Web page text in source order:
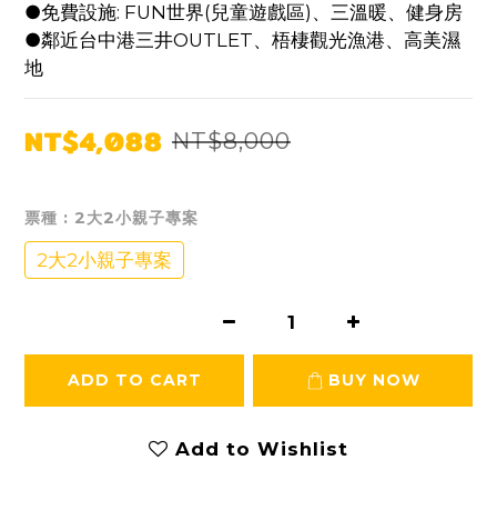
●免費設施: FUN世界(兒童遊戲區)、三溫暖、健身房
●鄰近台中港三井OUTLET、梧棲觀光漁港、高美濕
地
NT$4,088 NT$8,000
票種 : 2大2小親子專案
2大2小親子專案
ADD TO CART BUY NOW
Add to Wishlist